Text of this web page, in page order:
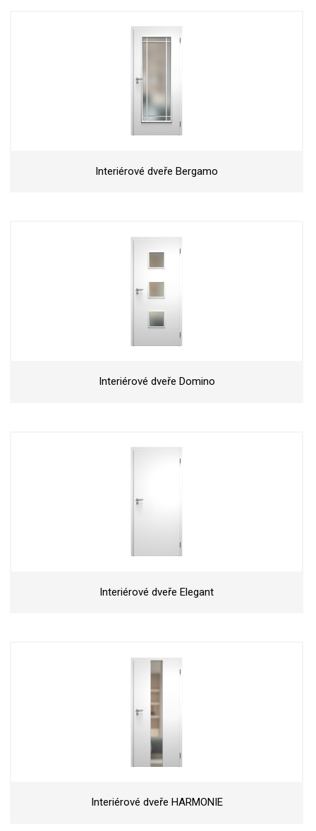
Interiérové dveře Bergamo
Interiérové dveře Domino
Interiérové dveře Elegant
Interiérové dveře HARMONIE